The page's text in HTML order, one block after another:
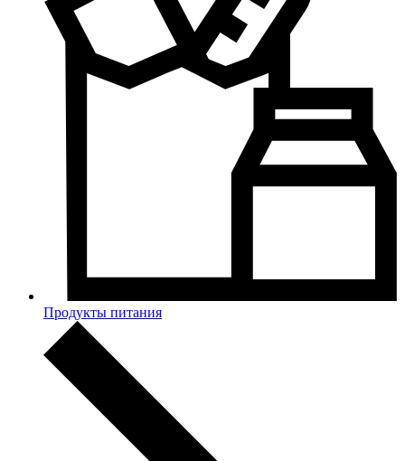
Продукты питания